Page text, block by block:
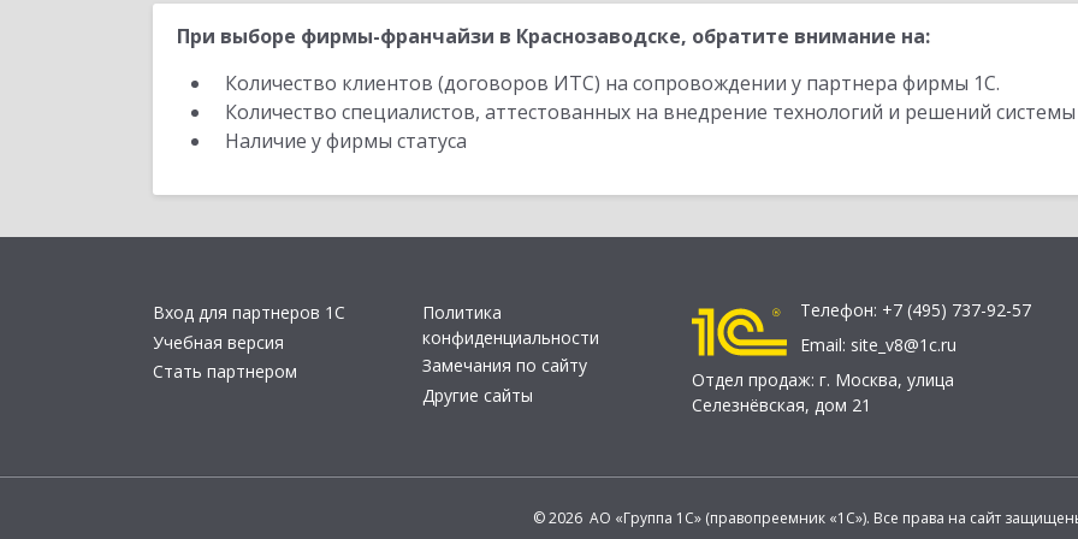
При выборе фирмы-франчайзи в Краснозаводске, обратите внимание на:
Количество клиентов (договоров ИТС) на сопровождении у партнера фирмы 1С.
Количество специалистов, аттестованных на внедрение технологий и решений
Наличие у фирмы статуса
Вход для партнеров 1С
Учебная версия
Стать партнером
Политика
конфиденциальности
Замечания по сайту
Другие сайты
Телефон: +7 (495) 737-92-57
Email: site_v8@1c.ru
Отдел продаж: г. Москва, улица
Селезнёвская, дом 21
© 2026 АО «Группа 1С» (правопреемник «1С»). Все права на сайт